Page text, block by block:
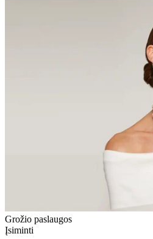
Grožio paslaugos
Įsiminti